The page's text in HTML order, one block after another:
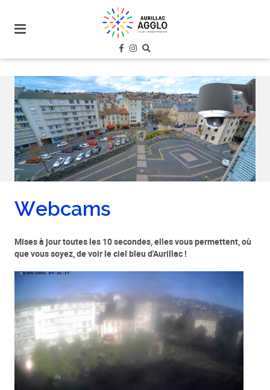
site
menu
aller au
contenu
Webcams
Mises à jour toutes les 10 secondes, elles vous permettent, où
que vous soyez, de voir le ciel bleu d'Aurillac !